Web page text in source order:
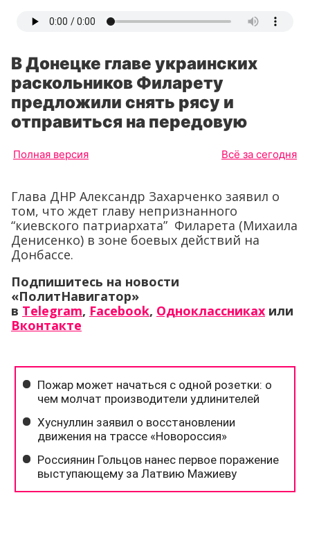
В Донецке главе украинских
раскольников Филарету
предложили снять рясу и
отправиться на передовую
Полная версия Всё за сегодня
Глава ДНР Александр Захарченко заявил о
том, что ждет главу непризнанного
“киевского патриархата” Филарета (Михаила
Денисенко) в зоне боевых действий на
Донбассе.
Подпишитесь на новости
«ПолитНавигатор»
в Telegram, Facebook, Одноклассниках или
Вконтакте